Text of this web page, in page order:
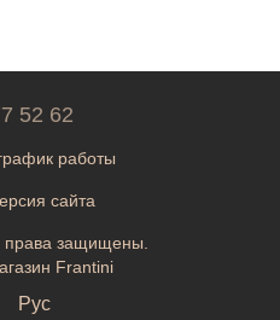
52 62
работы
сайта
защищены.
Frantini
Рус